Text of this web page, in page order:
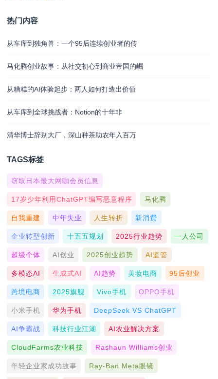
热门内容
从车库到独角兽：一个95后连续创业者的传
马化腾创业故事：从社交初心到商业帝国的崛
从糟糕的AI体验起步：两人如何打造出价值
从车库到全球挑战者：Notion的十年非
清华博士辞别大厂，深山种茶助农年入百万
TAGS标签
窃取日本最大网咖会员信息
17岁少年利用ChatGPT编写恶意程序 马化腾
自我重建 中年失业 人生转折 新消费
企业转型创新 十五五规划 2025行业趋势 一人公司
超级个体 AI创业 2025创业趋势 AI监管
多模态AI 生成式AI AI趋势 美妆电商 95后创业
跨境电商 2025旗舰 Vivo手机 OPPO手机
小米手机 华为手机 DeepSeek VS ChatGPT
AI争霸战 科技行业江湖 AI农业解决方案
CloudFarms农业科技 Rashaun Williams创业
年轻企业家成功故事 Ray-Ban Meta眼镜